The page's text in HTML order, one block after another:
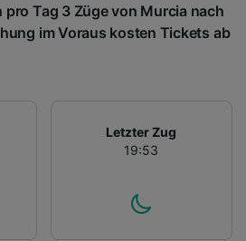
pro Tag 3 Züge von Murcia nach
im Voraus kosten Tickets ab
Letzter Zug
19:53